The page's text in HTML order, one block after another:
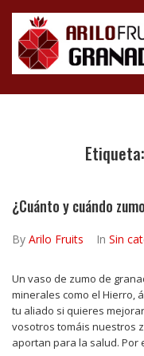
Etiqueta:
¿Cuánto y cuándo
By Arilo Fruits In Sin
Un vaso de zumo de
minerales como el Hierro,
tu aliado si quieres
vosotros tomáis nuestros
aportan para la salud. Por